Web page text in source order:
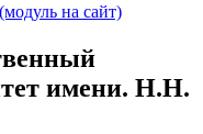
на сайт)
имени. Н.Н.